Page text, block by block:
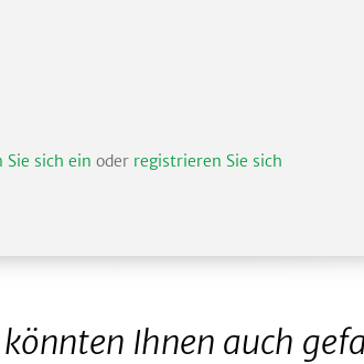
Sie sich ein oder registrieren Sie sich
Ihnen auch